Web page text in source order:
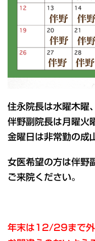
住永院長は水曜木曜、
伴野副院長は月曜火
金曜日は非常勤の成
女医希望の方は伴野
ご来院ください。
年末は12/29まで外